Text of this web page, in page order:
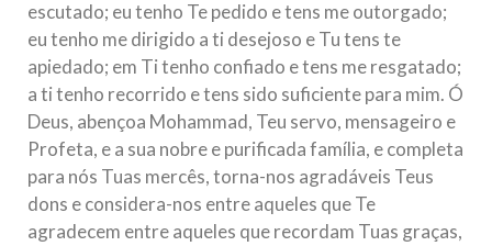
escutado; eu tenho Te pedido e tens me outorgado;
eu tenho me dirigido a ti desejoso e Tu tens te
apiedado; em Ti tenho confiado e tens me resgatado;
a ti tenho recorrido e tens sido suficiente para mim. Ó
Deus, abençoa Mohammad, Teu servo, mensageiro e
Profeta, e a sua nobre e purificada família, e completa
para nós Tuas mercês, torna-nos agradáveis Teus
dons e considera-nos entre aqueles que Te
agradecem entre aqueles que recordam Tuas graças,